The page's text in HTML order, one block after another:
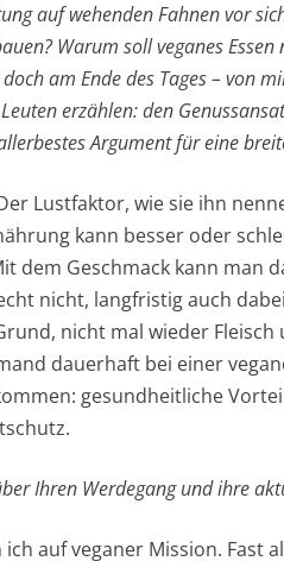
auf wehenden Fahnen vor
Warum soll veganes
am Ende des Tages – von
erzählen: den
Argument für eine
Lustfaktor, wie sie ihn
kann besser oder
dem Geschmack kann man
nicht, langfristig auch
nicht mal wieder
dauerhaft bei einer
gesundheitliche
Ihren Werdegang und ihre
auf veganer Mission. Fast